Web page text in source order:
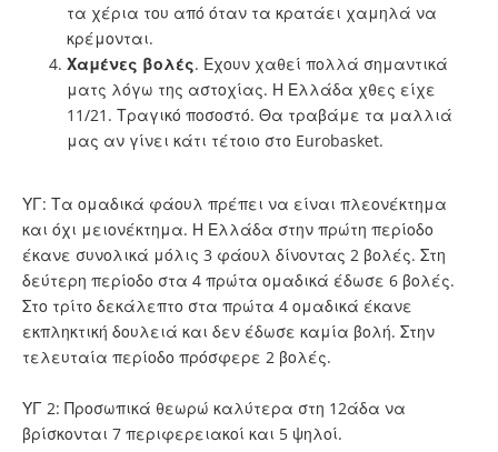
τα χέρια του από όταν τα κρατάει χαμηλά να
κρέμονται.
Χαμένες βολές. Εχουν χαθεί πολλά σημαντικά
ματς λόγω της αστοχίας. Η Ελλάδα χθες είχε
11/21. Τραγικό ποσοστό. Θα τραβάμε τα μαλλιά
μας αν γίνει κάτι τέτοιο στο Eurobasket.
ΥΓ: Τα ομαδικά φάουλ πρέπει να είναι πλεονέκτημα
και όχι μειονέκτημα. Η Ελλάδα στην πρώτη περίοδο
έκανε συνολικά μόλις 3 φάουλ δίνοντας 2 βολές. Στη
δεύτερη περίοδο στα 4 πρώτα ομαδικά έδωσε 6 βολές.
Στο τρίτο δεκάλεπτο στα πρώτα 4 ομαδικά έκανε
εκπληκτική δουλειά και δεν έδωσε καμία βολή. Στην
τελευταία περίοδο πρόσφερε 2 βολές.
ΥΓ 2: Προσωπικά θεωρώ καλύτερα στη 12άδα να
βρίσκονται 7 περιφερειακοί και 5 ψηλοί.